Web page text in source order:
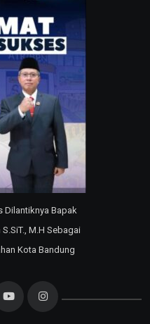
Dilantiknya Bapak
M.H Sebagai
Kota Bandung